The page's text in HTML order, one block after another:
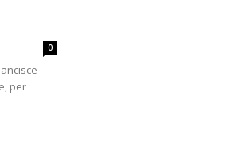
0
per